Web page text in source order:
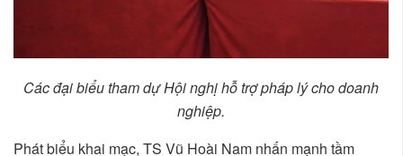
Các đại biểu tham dự Hội nghị hỗ trợ pháp lý cho doanh
nghiệp.
Phát biểu khai mạc, TS Vũ Hoài Nam nhấn mạnh tầm